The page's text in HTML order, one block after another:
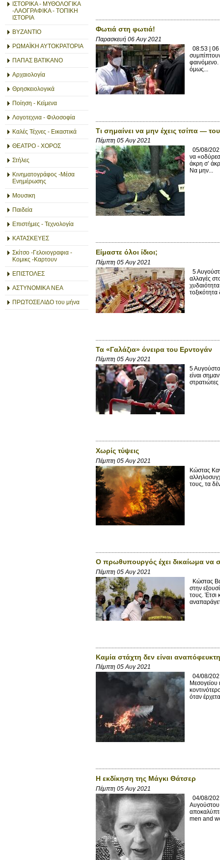
ΙΣΤΟΡΙΚΑ - ΜΥΘΟΛΟΓΙΚΑ
-ΛΑΟΓΡΑΦΙΚΑ - ΤΟΠΙΚΗ
ΙΣΤΟΡΙΑ
ΒΥΖΑΝΤΙΟ
ΡΩΜΑΪΚΗ ΑΥΤΟΚΡΑΤΟΡΙΑ
ΠΑΠΑΣ ΒΑΤΙΚΑΝΟ
Αρχαιολογία
Θρησκειολογικά
Ποίηση - Κείμενα
Λογοτεχνια - Φιλοσοφία
Καλές Τέχνες - Εικαστικά
ΘΕΑΤΡΟ - ΧΟΡΟΣ
Στήλες
Κινηματογράφος -Μέσα
Ενημέρωσης
Μουσικη
Παιδεία
Επιστήμες - Τεχνολογία
ΚΑΤΑΣΚΕΥΕΣ
Σκίτσο -Γελοιογραφια -
Κομικς -Καρτουν
ΕΠΙΣΤΟΛΕΣ
ΑΣΤΥΝΟΜΙΚΑ ΝΕΑ
ΠΡΩΤΟΣΕΛΙΔΟ του μήνα
Φωτιά στη φωτιά!
Παρασκευή 06 Αυγ 2021
08:53 | 06
φαινόμενο.
όμως...
Τι σημαίνει να μην έχεις τσίπα —
Πέμπτη 05 Αυγ 2021
05/08/
να
άκρη σ’
Να μην...
Είμαστε όλοι ίδιοι;
Πέμπτη 05 Αυγ 2021
5
αλλαγές
τοξικότητα
Τα «Γαλάζια» όνειρα του Ερντογάν
Πέμπτη 05 Αυγ 2021
5
είναι
Χωρίς τύψεις
Πέμπτη 05 Αυγ 2021
Κώστας
τους, τα
Ο πρωθυπουργός έχει δικαίωμα να
Πέμπτη 05 Αυγ 2021
Κώστας
στην
τους. Έτσι
Καμία στάχτη δεν είναι αναπόφευκτη
Πέμπτη 05 Αυγ 2021
04/08/
Μεσογείου
όταν
Η εκδίκηση της Μάγκι Θάτσερ
Πέμπτη 05 Αυγ 2021
04/08/
Αυγούστου
men and